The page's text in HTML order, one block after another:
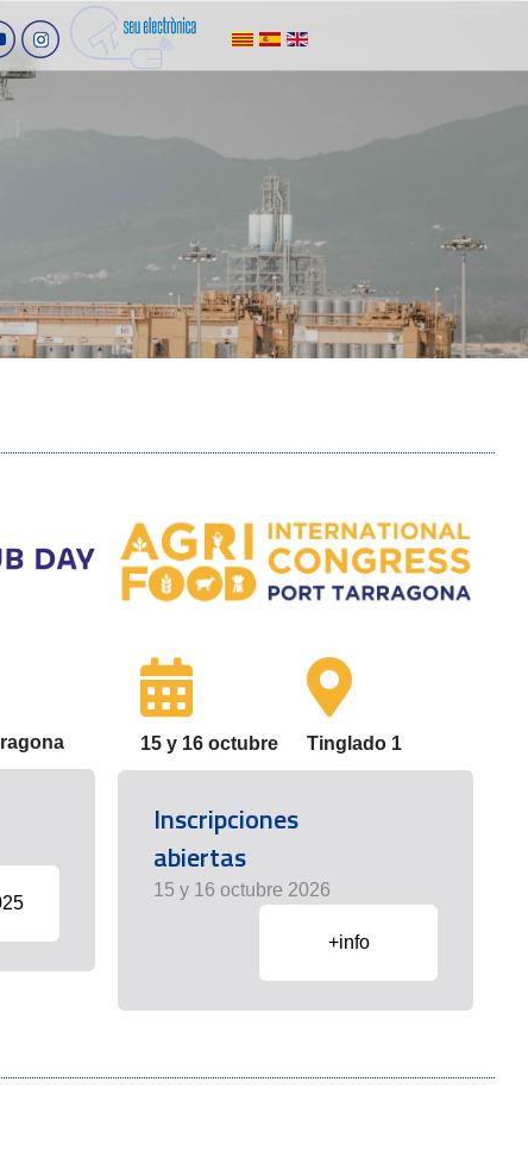
15 y 16 octubre Tinglado 1
Inscripciones
abiertas
15 y 16 octubre 2026
+info